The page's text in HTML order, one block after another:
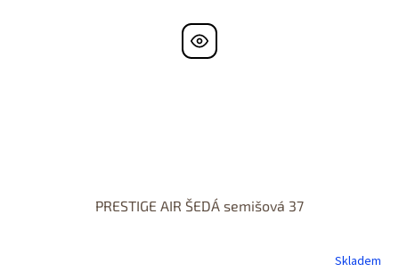
PRESTIGE AIR ŠEDÁ semišová 37
Skladem